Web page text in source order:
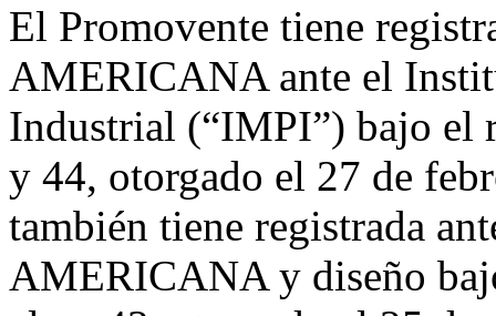
El Promovente tiene
AMERICANA ante el
Industrial (“IMPI”) bajo el
y 44, otorgado el 27 de
también tiene registrada
AMERICANA y diseño